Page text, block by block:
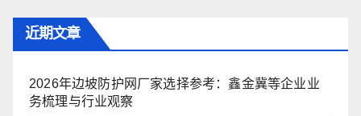
近期文章
2026年边坡防护网厂家选择参考：鑫金冀等企业业
务梳理与行业观察